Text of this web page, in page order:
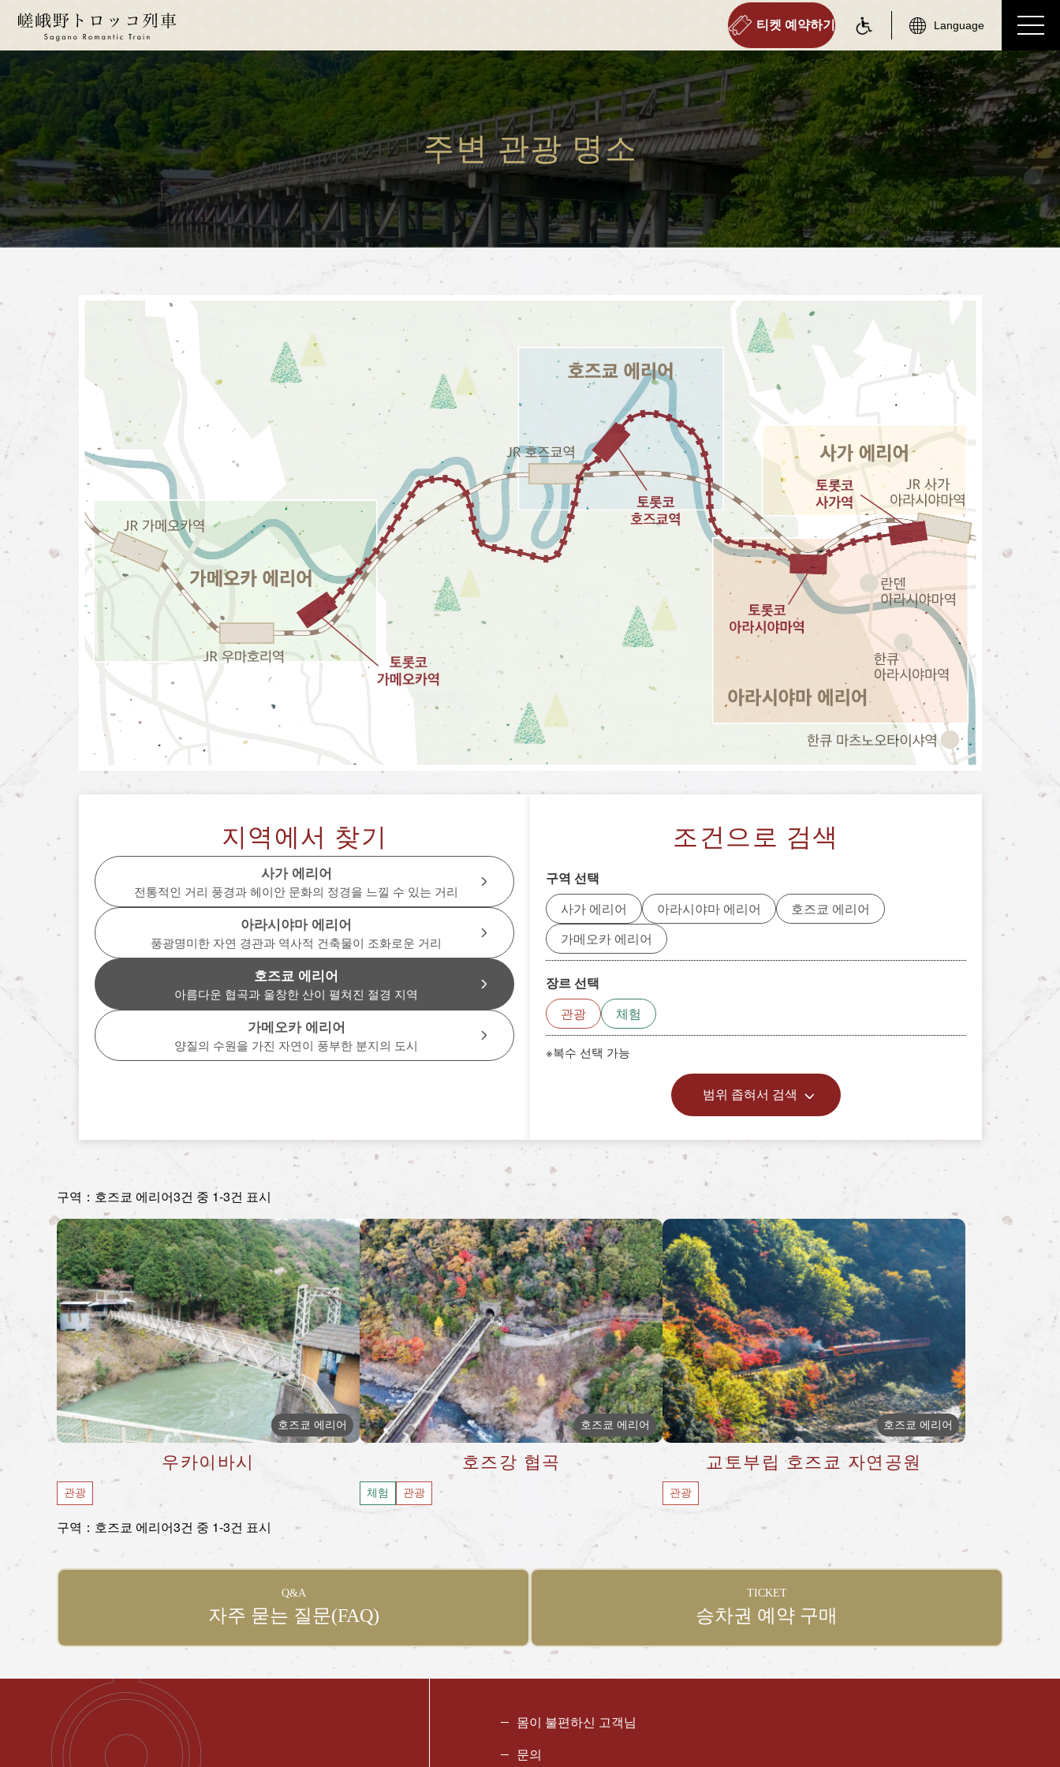
티켓 예약하기 Language
ride a Sagano Romantic Train
토롯코 승차
운행 스케줄 안내
시간표 안내
운임 및 승차권 안내
좌석 안내
몸이 불편하신 고객님
about Sagano Romantic Train
사가노 토롯코에 대하여
사가노 토롯코 열차란
계절별 즐기는 법
투어 소개
자주 묻는 질문(FAQ)
station information
각역 정보
각역 정보 리스트
토롯코 사가역
토롯코 아라시야마역
토롯코 호즈쿄역
토롯코 가메오카역
tourist attractions
주변 관광 명소
주변 관광 명소 리스트
사가 에리어
아라시야마 에리어
가메오카 에리어
티켓 예약하기
주변 관광 명소
지역에서 찾기
사가 에리어
전통적인 거리 풍경과 헤이안 문화의 정경을 느낄 수 있는 거리
아라시야마 에리어
풍광명미한 자연 경관과 역사적 건축물이 조화로운 거리
호즈쿄 에리어
아름다운 협곡과 울창한 산이 펼쳐진 절경 지역
가메오카 에리어
양질의 수원을 가진 자연이 풍부한 분지의 도시
조건으로 검색
구역 선택
사가 에리어
아라시야마 에리어
호즈쿄 에리어
가메오카 에리어
장르 선택
관광
체험
※복수 선택 가능
범위 좁혀서 검색
구역：호즈쿄 에리어3건 중 1-3건 표시
호즈쿄 에리어
우카이바시
관광
호즈쿄 에리어
호즈강 협곡
체험 관광
호즈쿄 에리어
교토부립 호즈쿄 자연공원
관광
구역：호즈쿄 에리어3건 중 1-3건 표시
Q&A
자주 묻는 질문(FAQ)
TICKET
승차권 예약 구매
몸이 불편하신 고객님
문의